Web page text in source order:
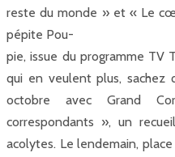
reste du monde » et « Le
pépite Pou-
pie, issue du programme TV
qui en veulent plus, sachez
octobre avec Grand
correspondants », un
acolytes. Le lendemain,